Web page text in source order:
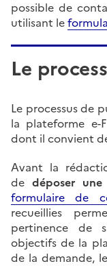
possible de
utilisant le
Le
Le processus de
la plateforme e-
dont il convient
Avant la
de déposer
formulaire de
recueillies
pertinence de
objectifs de la
de la demande,